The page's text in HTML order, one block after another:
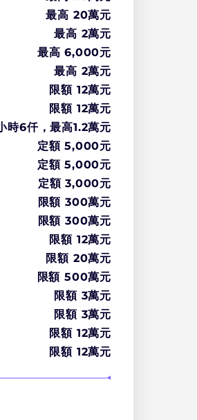
最高 20萬元
最高 2萬元
最高6,000元
最高 2萬元
限額 12萬元
限額 12萬元
時6仟，最高1.2萬元
定額 5,000元
定額 5,000元
定額 3,000元
限額 300萬元
限額 300萬元
限額 12萬元
限額 20萬元
限額 500萬元
限額 3萬元
限額 3萬元
限額 12萬元
限額 12萬元